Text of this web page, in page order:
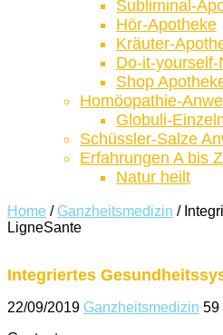
Subliminal-
Hör-Apotheke
Kräuter-
Do-it-
Shop
Homöopathie-
Globuli-
Schüssler-Salze
Erfahrungen A bis Z
Natur heilt
Home / Ganzheitsmedizin /
LigneSante
Integriertes
22/09/2019 Ganzheitsmedizin 59